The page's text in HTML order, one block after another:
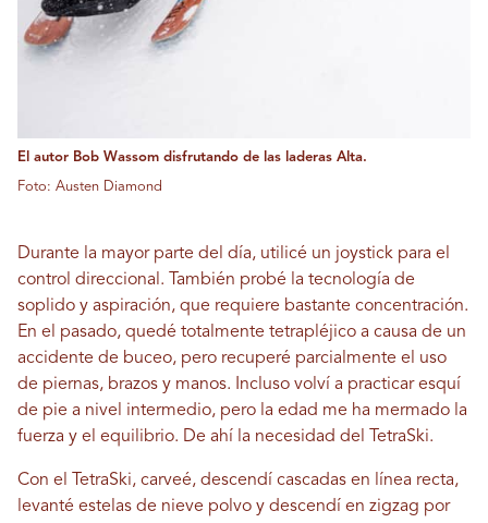
El autor Bob Wassom disfrutando de las laderas Alta.
Foto: Austen Diamond
Durante la mayor parte del día, utilicé un joystick para el
control direccional. También probé la tecnología de
soplido y aspiración, que requiere bastante concentración.
En el pasado, quedé totalmente tetrapléjico a causa de un
accidente de buceo, pero recuperé parcialmente el uso
de piernas, brazos y manos. Incluso volví a practicar esquí
de pie a nivel intermedio, pero la edad me ha mermado la
fuerza y ​​el equilibrio. De ahí la necesidad del TetraSki.
Con el TetraSki, carveé, descendí cascadas en línea recta,
levanté estelas de nieve polvo y descendí en zigzag por